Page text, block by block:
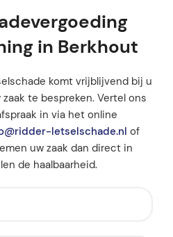
in Berkhout
komt vrijblijvend bij u
te bespreken. Vertel ons
in via het online
letselschade.nl of
uw zaak dan direct in
de haalbaarheid.